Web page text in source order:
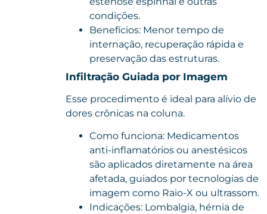
condições.
Benefícios: Menor tempo de
internação, recuperação rápida e
preservação das estruturas.
Infiltração Guiada por Imagem
Esse procedimento é ideal para alívio de
dores crônicas na coluna.
Como funciona: Medicamentos
anti-inflamatórios ou anestésicos
são aplicados diretamente na área
afetada, guiados por tecnologias de
imagem como Raio-X ou ultrassom.
Indicações: Lombalgia, hérnia de